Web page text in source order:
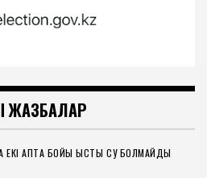
ЖАЗБАЛАР
ЕКІ АПТА БОЙЫ ЫСТЫҚ СУ БОЛМАЙДЫ